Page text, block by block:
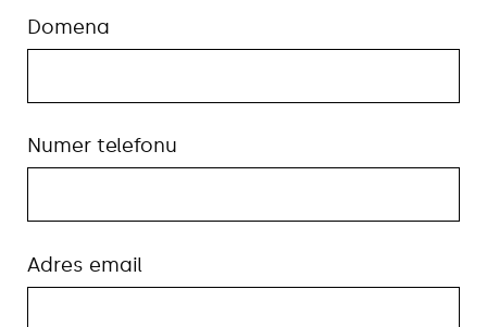
Domena
Numer telefonu
Adres email